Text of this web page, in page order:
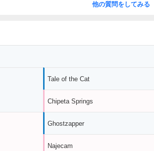
他の質問をしてみる
Tale of the Cat
Chipeta Springs
Ghostzapper
Najecam